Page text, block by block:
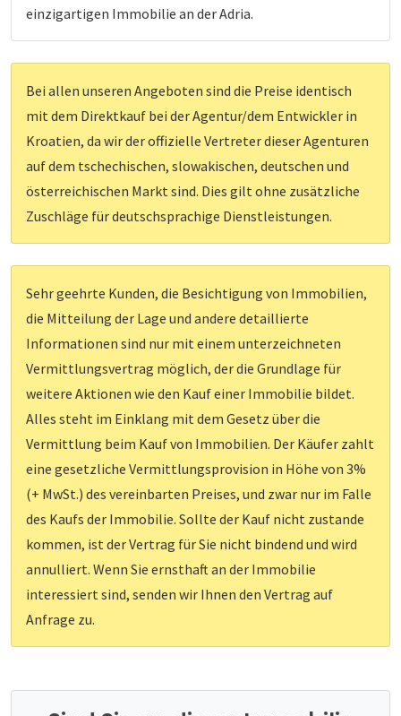
einzigartigen Immobilie an der Adria.
Bei allen unseren Angeboten sind die Preise identisch
mit dem Direktkauf bei der Agentur/dem Entwickler in
Kroatien, da wir der offizielle Vertreter dieser Agenturen
auf dem tschechischen, slowakischen, deutschen und
österreichischen Markt sind. Dies gilt ohne zusätzliche
Zuschläge für deutschsprachige Dienstleistungen.
Sehr geehrte Kunden, die Besichtigung von Immobilien,
die Mitteilung der Lage und andere detaillierte
Informationen sind nur mit einem unterzeichneten
Vermittlungsvertrag möglich, der die Grundlage für
weitere Aktionen wie den Kauf einer Immobilie bildet.
Alles steht im Einklang mit dem Gesetz über die
Vermittlung beim Kauf von Immobilien. Der Käufer zahlt
eine gesetzliche Vermittlungsprovision in Höhe von 3%
(+ MwSt.) des vereinbarten Preises, und zwar nur im Falle
des Kaufs der Immobilie. Sollte der Kauf nicht zustande
kommen, ist der Vertrag für Sie nicht bindend und wird
annulliert. Wenn Sie ernsthaft an der Immobilie
interessiert sind, senden wir Ihnen den Vertrag auf
Anfrage zu.